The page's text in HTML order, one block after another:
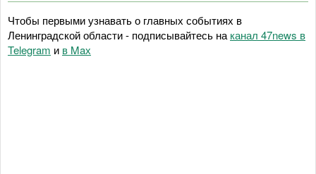
Чтобы первыми узнавать о главных событиях в
Ленинградской области - подписывайтесь на канал 47news в
Telegram и в Maх